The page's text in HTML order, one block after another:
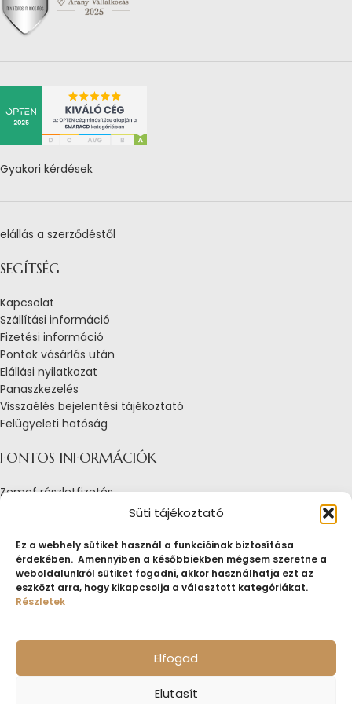
Süti tájékoztató
Ez a webhely sütiket használ a funkcióinak biztosítása
érdekében. Amennyiben a későbbiekben mégsem szeretne a
weboldalunkról sütiket fogadni, akkor használhatja ezt az
eszközt arra, hogy kikapcsolja a választott kategóriákat.
Részletek
Elfogad
Elutasít
Gyakori kérdések
elállás a szerződéstől
SEGÍTSÉG
Kapcsolat
Szállítási információ
Fizetési információ
Pontok vásárlás után
Elállási nyilatkozat
Panaszkezelés
Visszaélés bejelentési tájékoztató
Felügyeleti hatóság
FONTOS INFORMÁCIÓK
Zemef részletfizetés
Adatkezelési tájékoztató
Tájékoztató sütik alkalmazásáról
Fogyasztóvédelmi tájékoztató
Jogi nyilatkozat
Impresszum